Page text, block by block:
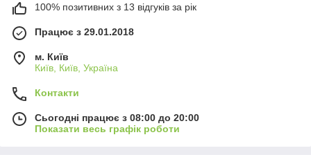
100% позитивних з 13 відгуків за рік
Працює з 29.01.2018
м. Київ
Київ, Київ, Україна
Контакти
Сьогодні працює з 08:00 до 20:00
Показати весь графік роботи